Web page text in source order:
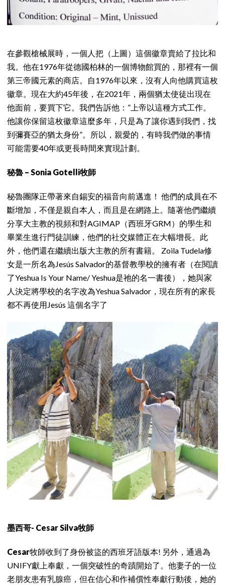
在參觀槍械展時，一個人把（上圖）這個徽章賣給了拉比和
我。他在1976年從德國柏林的一個博物館買的，那裡有一個
第三帝國元素的商店。自1976年以來，沒有人向他購買這枚
徽章。現在大約45年後，在2021年，兩個猶太使徒出現在
他面前，要買下它。我們告訴他：”上帝以這種方式工作。
他讓你保留這枚徽章這麼多年，只是為了讓你遇到我們，找
到彌賽亞的猶太身份”。所以，親愛的，有時我們做的事情
可能需要40年或更長時間來實現計劃。
秘魯 – Sonia Gotelli牧師
秘魯團隊正帶著來自錫安的福音向前邁進！ 他們的成員在不
斷增加，不僅是親自本人，而且是在網路上。隨著他們繼續
分享大主教的視頻和對AGIMAP（西班牙GRM）的學生和
畢業生進行門徒訓練，他們的社交媒體正在大幅增長。此
外，他們還在繼續出版大主教的所有書籍。 Zoila Tudela修
女是一所名為Jesús Salvador的基督教學校的擁有者（在閱讀
了Yeshua Is Your Name/ Yeshua是祂的名一書後），她與家
人決定將學校的名字改為Yeshua Salvador，現在所有的家長
都不再使用Jesús 這個名字了
墨西哥- Cesar Silva牧師
Cesar牧師收到了身份被盜的西班牙語版本! 另外，通過為
UNIFY獻上奉獻，一個突破性的奇蹟開始了。他妻子的一位
老朋友患有乳腺癌，但在信心和作補償性奉獻行動後，她的